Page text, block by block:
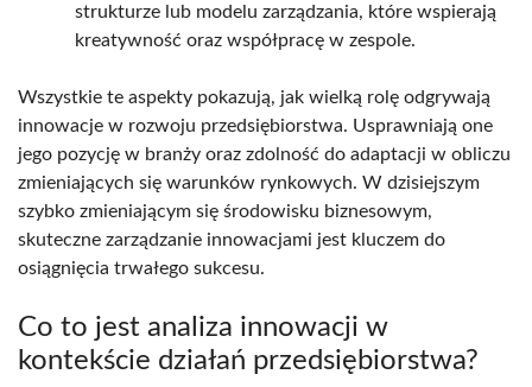
strukturze lub modelu zarządzania, które wspierają
kreatywność oraz współpracę w zespole.
Wszystkie te aspekty pokazują, jak wielką rolę odgrywają
innowacje w rozwoju przedsiębiorstwa. Usprawniają one
jego pozycję w branży oraz zdolność do adaptacji w obliczu
zmieniających się warunków rynkowych. W dzisiejszym
szybko zmieniającym się środowisku biznesowym,
skuteczne zarządzanie innowacjami jest kluczem do
osiągnięcia trwałego sukcesu.
Co to jest analiza innowacji w
kontekście działań przedsiębiorstwa?